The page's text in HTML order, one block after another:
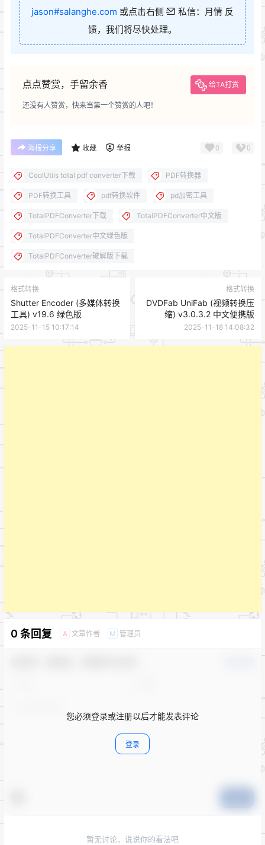
jason#salanghe.com 或点击右侧
私信：月情 反
馈，我们将尽快处理。
点点赞赏，手留余香 给TA打赏
还没有人赞赏，快来当第一个赞赏的人吧！
海报分享 收藏 举报 0 0
CoolUtils total pdf converter下载 PDF转换器
PDF转换工具 pdf转换软件 pd加密工具
TotalPDFConverter下载 TotalPDFConverter中文版
TotalPDFConverter中文绿色版
TotalPDFConverter破解版下载
格式转换
Shutter Encoder (多媒体转换
工具) v19.6 绿色版
2025-11-15 10:17:14
格式转换
DVDFab UniFab (视频转换压
缩) v3.0.3.2 中文便携版
2025-11-18 14:08:32
0 条回复 A 文章作者 M 管理员
您必须登录或注册以后才能发表评论
登录
暂无讨论，说说你的看法吧